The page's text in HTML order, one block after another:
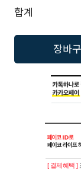
합계
장바
[ 결제혜택 ]